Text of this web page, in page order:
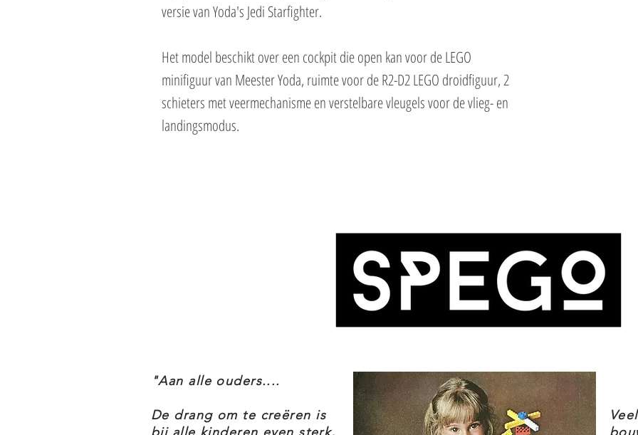
versie van Yoda's Jedi Starfighter.
Het model beschikt over een cockpit die open kan voor de LEGO
minifiguur van Meester Yoda, ruimte voor de R2-D2 LEGO droidfiguur, 2
schieters met veermechanisme en verstelbare vleugels voor de vlieg- en
landingsmodus.
die genieten van Star Wars: The Clone Wars en maakt deel uit van een
uitgebreid assortiment LEGO Star Wars bouwsets waar Star Wars fans
De LEGO Star Wars 75360 Yoda's Jedi Starfighter set maakt deel uit van
LEGO STAR WARS 75360 YODA'S JEDI STARFIGHTER KENMERKEN
"Aan alle ouders....
De drang om te creëren is